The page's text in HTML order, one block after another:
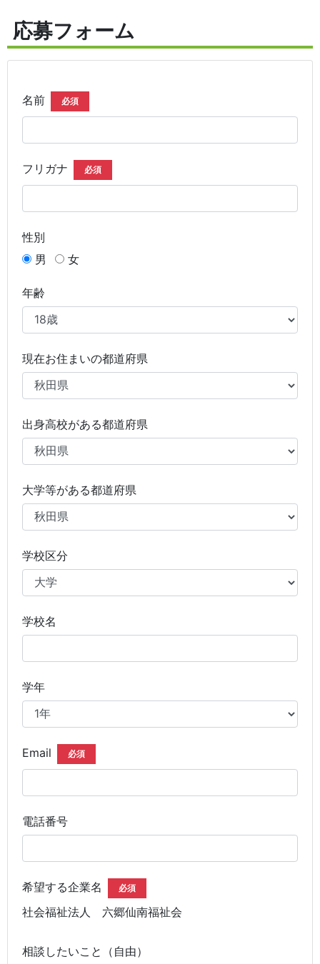
応募フォーム
名前 必須
フリガナ 必須
性別
男
女
年齢
現在お住まいの都道府県
出身高校がある都道府県
大学等がある都道府県
学校区分
学校名
学年
Email 必須
電話番号
希望する企業名 必須
社会福祉法人 六郷仙南福祉会
相談したいこと（自由）